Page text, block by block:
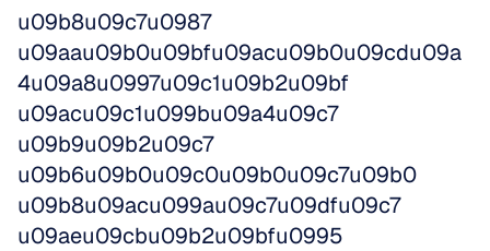
u09b8u09c7u0987
u09aau09b0u09bfu09acu09b0u09cdu09a
4u09a8u0997u09c1u09b2u09bf
u09acu09c1u099bu09a4u09c7
u09b9u09b2u09c7
u09b6u09b0u09c0u09b0u09c7u09b0
u09b8u09acu099au09c7u09dfu09c7
u09aeu09cbu09b2u09bfu0995